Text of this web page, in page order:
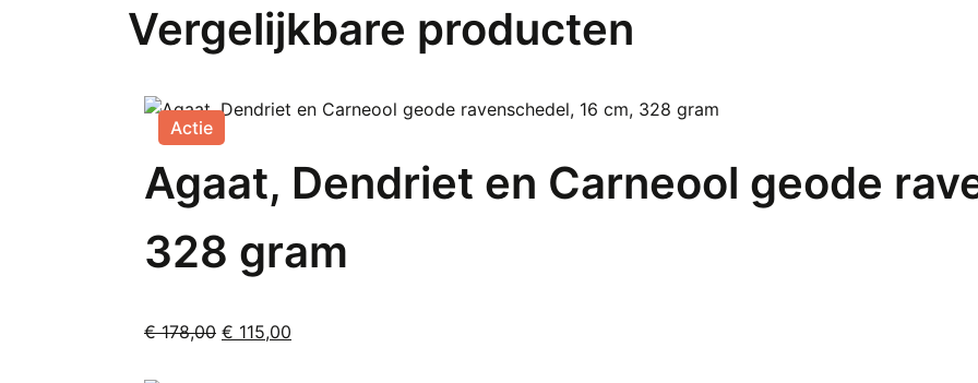
Vergelijkbare producten
Actie
Agaat, Dendriet en Carneool geode
328 gram
€178,00 Oorspronkelijke
€ 115,00